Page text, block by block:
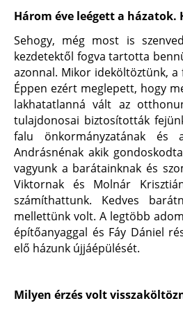
Három éve leégett a
Sehogy, még most is
kezdetektől fogva tartotta
azonnal. Mikor ideköltöztünk,
Éppen ezért meglepett, hogy
lakhatatlanná vált az
tulajdonosai biztosították
falu önkormányzatának és
Andrásnénak akik
vagyunk a barátainknak és
Viktornak és Molnár
számíthattunk. Kedves
mellettünk volt. A legtöbb
építőanyaggal és Fáy Dániel
elő házunk újjáépülését.
Milyen érzés volt